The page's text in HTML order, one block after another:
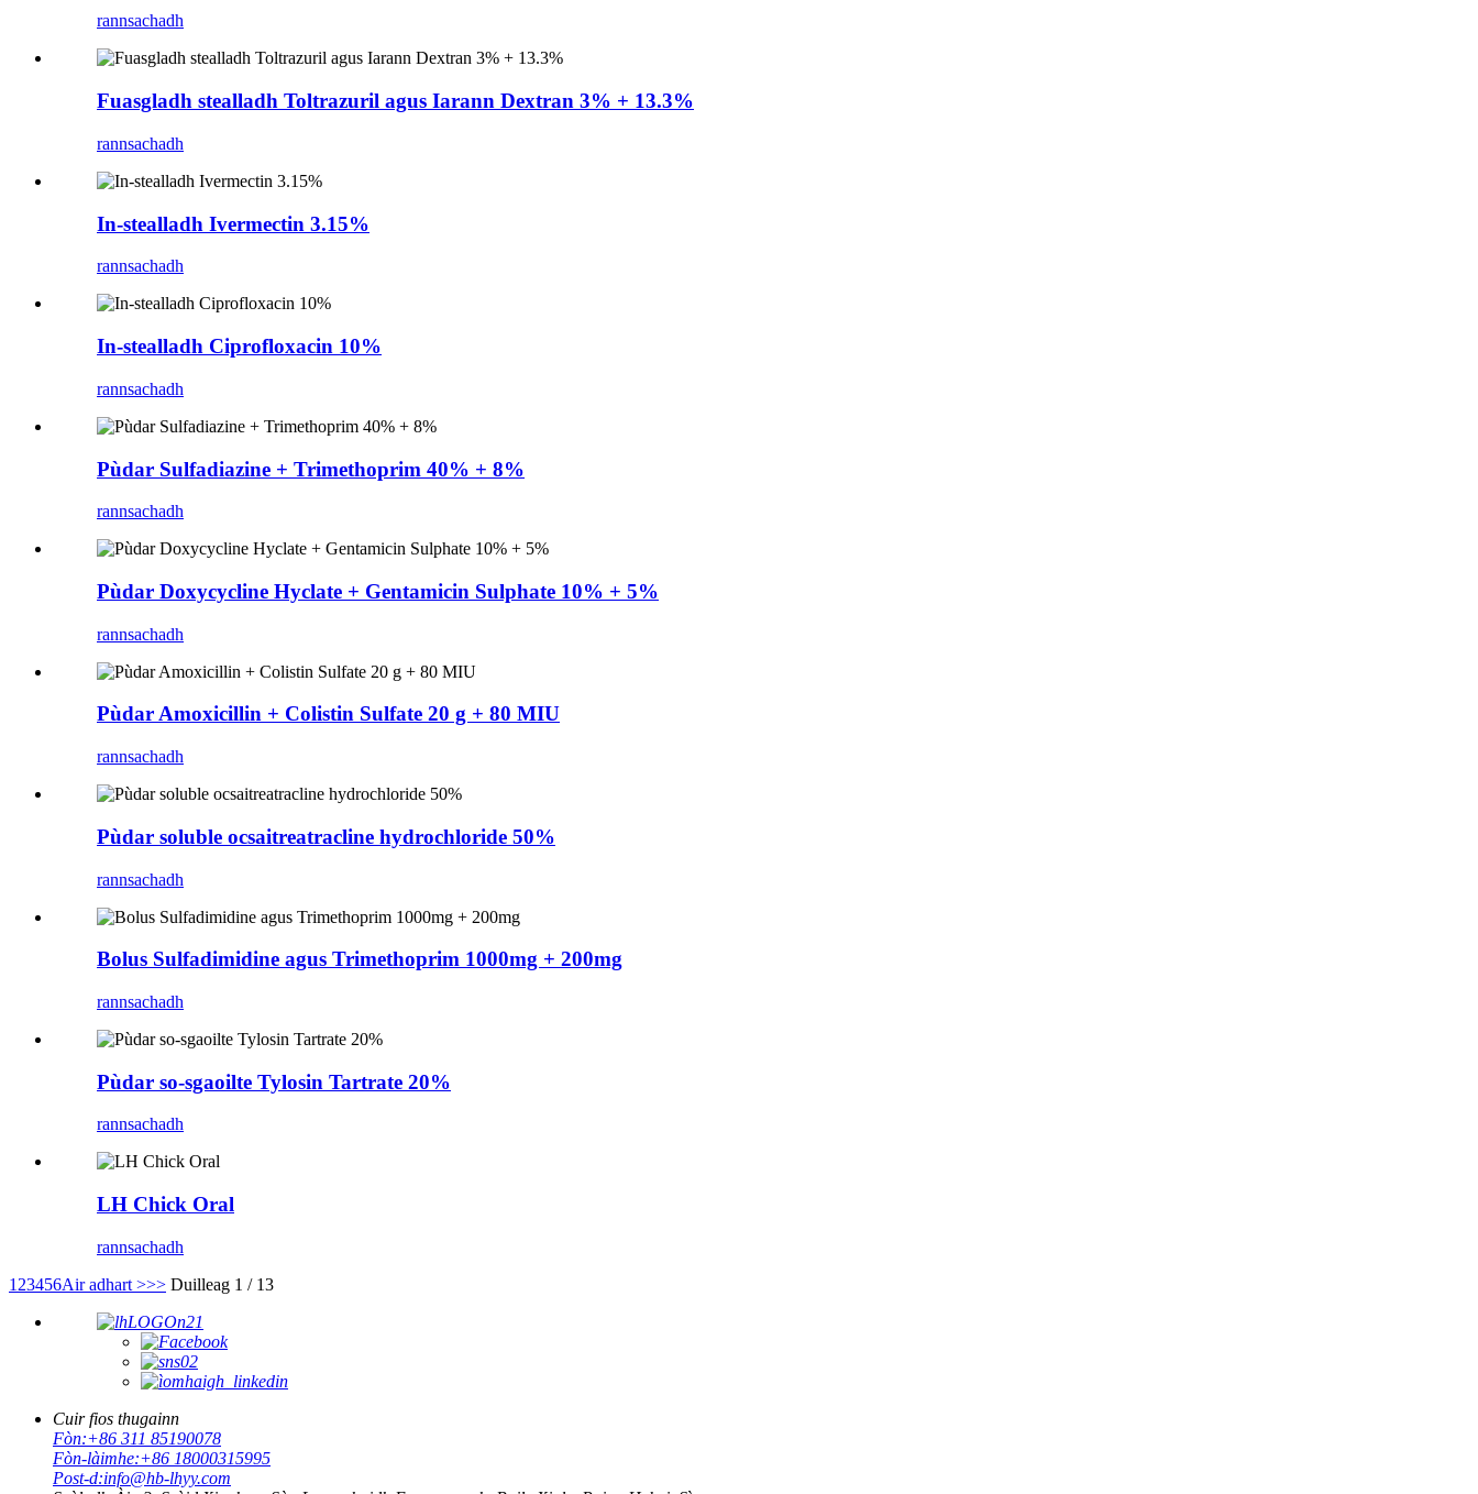
rannsachadh
Fuasgladh stealladh Toltrazuril agus Iarann ​​Dextran 3% + 13.3%
rannsachadh
In-stealladh Ivermectin 3.15%
rannsachadh
In-stealladh Ciprofloxacin 10%
rannsachadh
Pùdar Sulfadiazine + Trimethoprim 40% + 8%
rannsachadh
Pùdar Doxycycline Hyclate + Gentamicin Sulphate 10% + 5%
rannsachadh
Pùdar Amoxicillin + Colistin Sulfate 20 g + 80 MIU
rannsachadh
Pùdar soluble ocsaitreatracline hydrochloride 50%
rannsachadh
Bolus Sulfadimidine agus Trimethoprim 1000mg + 200mg
rannsachadh
Pùdar so-sgaoilte Tylosin Tartrate 20%
rannsachadh
LH Chick Oral
rannsachadh
1 23456Air adhart >>> Duilleag 1 / 13
Cuir fios thugainn
Fòn:+86 311 85190078
Fòn-làimhe:+86 18000315995
Post-d:info@hb-lhyy.com